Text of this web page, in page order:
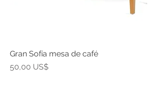
Gran Sofía mesa de café
Precio
50,00 US$